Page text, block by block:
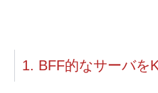
1. BFF的なサーバを